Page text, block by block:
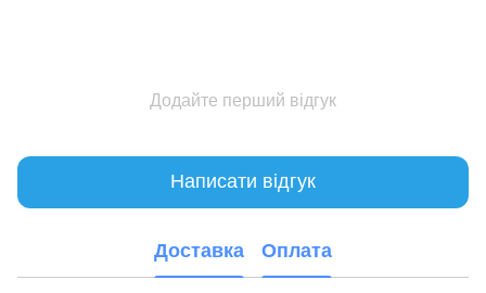
Додайте перший відгук
Написати відгук
Доставка Оплата